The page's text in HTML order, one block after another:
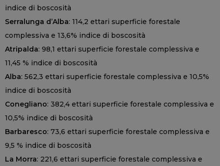
indice di boscosità
Serralunga d’Alba: 114,2 ettari superficie forestale
complessiva e 13,6% indice di boscosità
Atripalda: 98,1 ettari superficie forestale complessiva e
11,45 % indice di boscosità
Alba: 562,3 ettari superficie forestale complessiva e 10,5%
indice di boscosità
Conegliano: 382,4 ettari superficie forestale complessiva e
10,5% indice di boscosità
Barbaresco: 73,6 ettari superficie forestale complessiva e
9,5 % indice di boscosità
La Morra: 221,6 ettari superficie forestale complessiva e